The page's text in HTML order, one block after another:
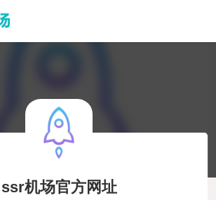
ssr机场官方网址